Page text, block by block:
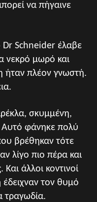
να πήγαινε
Dr Schneider έλαβε
νεκρό μωρό και
ήταν πλέον γνωστή.
σκυμμένη,
Αυτό φάνηκε πολύ
βρέθηκαν τότε
λίγο πιο πέρα και
άλλοι κοντινοί
έδειχναν τον θυμό
τραγωδία.